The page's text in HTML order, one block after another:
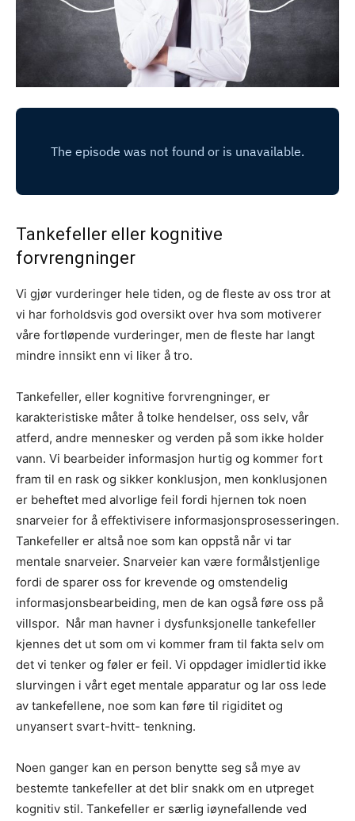
Tankefeller eller kognitive
forvrengninger
Vi gjør vurderinger hele tiden, og de fleste av oss tror at
vi har forholdsvis god oversikt over hva som motiverer
våre fortløpende vurderinger, men de fleste har langt
mindre innsikt enn vi liker å tro.
Tankefeller, eller kognitive forvrengninger, er
karakteristiske måter å tolke hendelser, oss selv, vår
atferd, andre mennesker og verden på som ikke holder
vann. Vi bearbeider informasjon hurtig og kommer fort
fram til en rask og sikker konklusjon, men konklusjonen
er beheftet med alvorlige feil fordi hjernen tok noen
snarveier for å effektivisere informasjonsprosesseringen.
Tankefeller er altså noe som kan oppstå når vi tar
mentale snarveier. Snarveier kan være formålstjenlige
fordi de sparer oss for krevende og omstendelig
informasjonsbearbeiding, men de kan også føre oss på
villspor. Når man havner i dysfunksjonelle tankefeller
kjennes det ut som om vi kommer fram til fakta selv om
det vi tenker og føler er feil. Vi oppdager imidlertid ikke
slurvingen i vårt eget mentale apparatur og lar oss lede
av tankefellene, noe som kan føre til rigiditet og
unyansert svart-hvitt- tenkning.
Noen ganger kan en person benytte seg så mye av
bestemte tankefeller at det blir snakk om en utpreget
kognitiv stil. Tankefeller er særlig iøynefallende ved